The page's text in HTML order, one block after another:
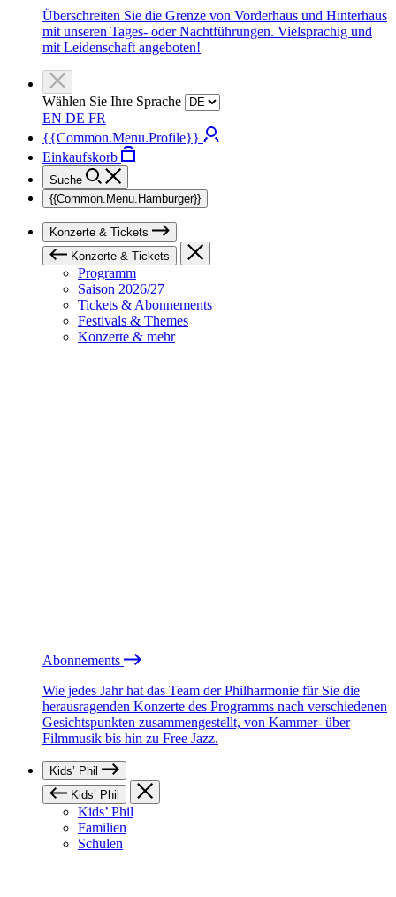
Überschreiten Sie die Grenze von Vorderhaus und Hinterhaus
mit unseren Tages- oder Nachtführungen. Vielsprachig und
mit Leidenschaft angeboten!
Wählen Sie Ihre Sprache
EN DE FR
{{Common.Menu.Profile}}
Einkaufskorb
Suche
{{Common.Menu.Hamburger}}
Konzerte & Tickets
Konzerte & Tickets
Programm
Saison 2026/27
Tickets & Abonnements
Festivals & Themes
Konzerte & mehr
Abonnements
Wie jedes Jahr hat das Team der Philharmonie für Sie die
herausragenden Konzerte des Programms nach verschiedenen
Gesichtspunkten zusammengestellt, von Kammer- über
Filmmusik bis hin zu Free Jazz.
Kids’ Phil
Kids’ Phil
Kids’ Phil
Familien
Schulen